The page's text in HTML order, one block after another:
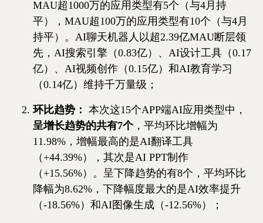
MAU超1000万的应用类型有5个（与4月持
平），MAU超100万的应用类型有10个（与4月
持平）。AI聊天机器人以超2.39亿MAU断层领
先，AI搜索引擎（0.83亿）、AI设计工具（0.17
亿）、AI视频创作（0.15亿）和AI教育学习
（0.14亿）维持千万量级；
环比趋势： 本次这15个APP端AI应用类型中，
呈增长趋势的共有7个 ，平均环比增幅为
11.98%，增幅最高的是AI翻译工具
（+44.39%），其次是AI PPT制作
（+15.56%）。呈下降趋势的有8个，平均环比
降幅为8.62%，下降幅度最大的是AI效率提升
（-18.56%）和AI图像生成（-12.56%）；